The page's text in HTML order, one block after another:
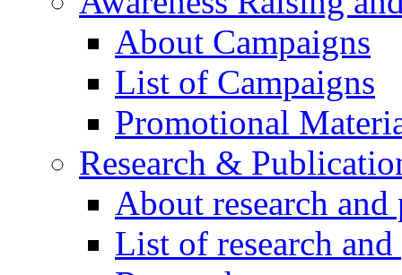
About Campaigns
List of Campaigns
Promotional
Research &
About research
List of research